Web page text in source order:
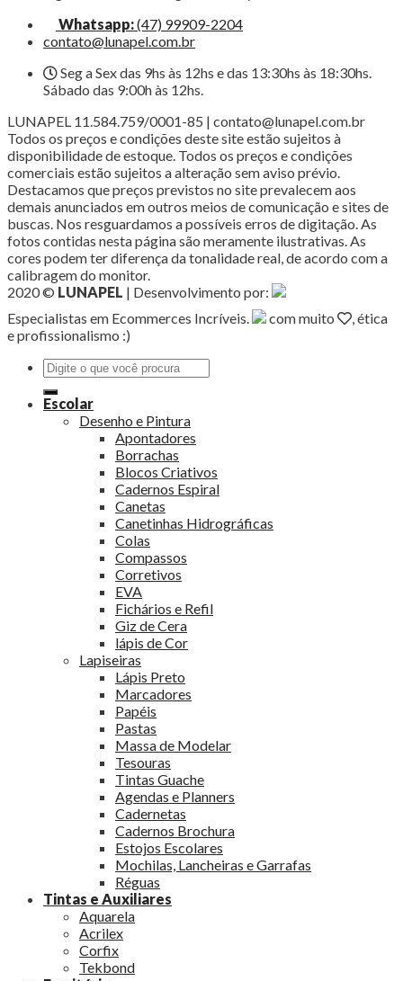
Whatsapp:(47) 99909-2204
contato@lunapel.com.br
Seg a Sex das 9hs às 12hs e das 13:30hs às 18:30hs.
Sábado das 9:00h às 12hs.
LUNAPEL 11.584.759/0001-85 | contato@lunapel.com.br
Todos os preços e condições deste site estão sujeitos à
disponibilidade de estoque. Todos os preços e condições
comerciais estão sujeitos a alteração sem aviso prévio.
Destacamos que preços previstos no site prevalecem aos
demais anunciados em outros meios de comunicação e sites de
buscas. Nos resguardamos a possíveis erros de digitação. As
fotos contidas nesta página são meramente ilustrativas. As
cores podem ter diferença da tonalidade real, de acordo com a
calibragem do monitor.
2020 © LUNAPEL | Desenvolvimento por:
Especialistas em Ecommerces Incríveis.
com muito
, ética
e profissionalismo :)
Pesquisar
por:
Escolar
Desenho e Pintura
Apontadores
Borrachas
Blocos Criativos
Cadernos Espiral
Canetas
Canetinhas Hidrográficas
Colas
Compassos
Corretivos
EVA
Fichários e Refil
Giz de Cera
lápis de Cor
Lapiseiras
Lápis Preto
Marcadores
Papéis
Pastas
Massa de Modelar
Tesouras
Tintas Guache
Agendas e Planners
Cadernetas
Cadernos Brochura
Estojos Escolares
Mochilas, Lancheiras e Garrafas
Réguas
Tintas e Auxiliares
Aquarela
Acrilex
Corfix
Tekbond